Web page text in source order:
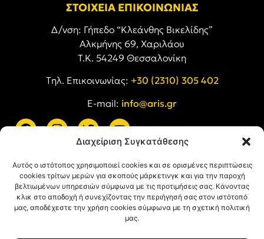
Διαχείριση Συγκατάθεσης
Αυτός ο ιστότοπος χρησιμοποιεί cookies και σε ορισμένες περιπτώσεις
cookies τρίτων μερών για σκοπούς μάρκετινγκ και για την παροχή
βελτιωμένων υπηρεσιών σύμφωνα με τις προτιμήσεις σας. Κάνοντας
κλικ στο αποδοχή ή συνεχίζοντας την περιήγησή σας στον ιστότοπό
μας, αποδέχεστε την χρήση cookies σύμφωνα με τη σχετική πολιτική
μας.
ΣΤΟΙΧΕΙΑ ΕΠΙΚΟΙΝΩΝΙΑΣ
Δ/νση: Γήπεδο “Κλεάνθης Βικελίδης”
Αλκμήνης 69, Χαριλάου
Τ.Κ. 54249 Θεσσαλονίκη
Tηλ. Επικοινωνίας: +30 (2310) 305 402
E-mail: info@aris.gr